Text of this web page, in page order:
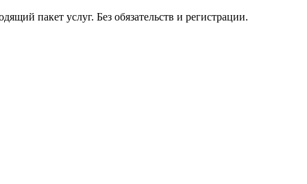
пакет услуг. Без обязательств и регистрации.